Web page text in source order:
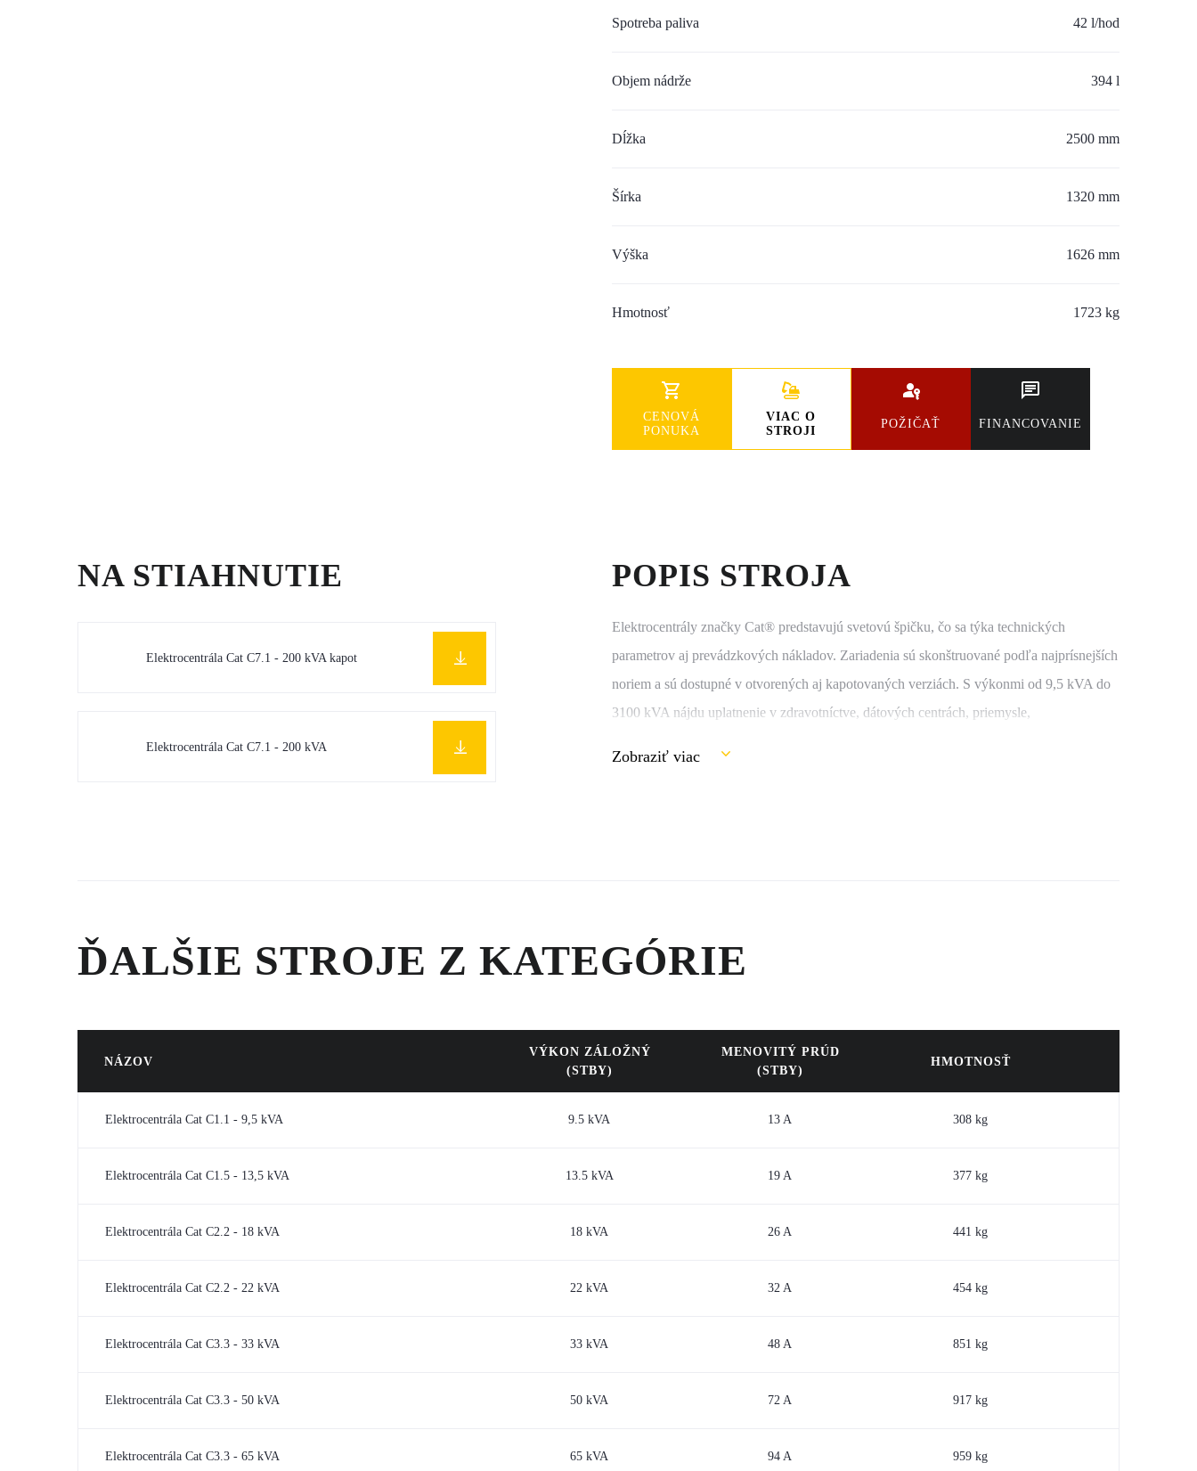
Spotreba paliva 42 l/hod
Objem nádrže 394 l
Dĺžka 2500 mm
Šírka 1320 mm
Výška 1626 mm
Hmotnosť 1723 kg
CENOVÁ
PONUKA
VIAC O
STROJI
POŽIČAŤ FINANCOVANIE
NA STIAHNUTIE
Elektrocentrála Cat C7.1 - 200 kVA kapot
Elektrocentrála Cat C7.1 - 200 kVA
POPIS STROJA
Elektrocentrály značky Cat® predstavujú svetovú špičku, čo sa týka technických
parametrov aj prevádzkových nákladov. Zariadenia sú skonštruované podľa najprísnejších
noriem a sú dostupné v otvorených aj kapotovaných verziách. S výkonmi od 9,5 kVA do
3100 kVA nájdu uplatnenie v zdravotníctve, dátových centrách, priemysle,
Zobraziť viac
ĎALŠIE STROJE Z KATEGÓRIE
NÁZOV
VÝKON ZÁLOŽNÝ
(STBY)
MENOVITÝ PRÚD
(STBY)
HMOTNOSŤ
Elektrocentrála Cat C1.1 - 9,5 kVA 9.5 kVA 13 A 308 kg
Elektrocentrála Cat C1.5 - 13,5 kVA 13.5 kVA 19 A 377 kg
Elektrocentrála Cat C2.2 - 18 kVA 18 kVA 26 A 441 kg
Elektrocentrála Cat C2.2 - 22 kVA 22 kVA 32 A 454 kg
Elektrocentrála Cat C3.3 - 33 kVA 33 kVA 48 A 851 kg
Elektrocentrála Cat C3.3 - 50 kVA 50 kVA 72 A 917 kg
Elektrocentrála Cat C3.3 - 65 kVA 65 kVA 94 A 959 kg